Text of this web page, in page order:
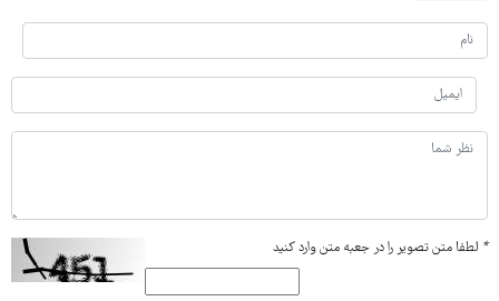
* لطفا متن تصویر را در جعبه متن وارد کنید